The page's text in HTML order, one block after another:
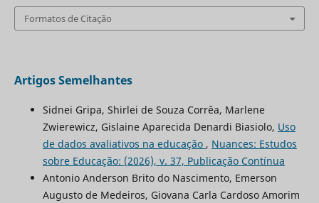
Formatos de Citação
Artigos Semelhantes
Sidnei Gripa, Shirlei de Souza Corrêa, Marlene
Zwierewicz, Gislaine Aparecida Denardi Biasiolo, Uso
de dados avaliativos na educação , Nuances: Estudos
sobre Educação: (2026), v. 37, Publicação Contínua
Antonio Anderson Brito do Nascimento, Emerson
Augusto de Medeiros, Giovana Carla Cardoso Amorim